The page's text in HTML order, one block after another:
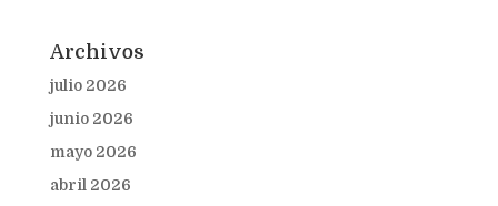
Archivos
julio 2026
junio 2026
mayo 2026
abril 2026